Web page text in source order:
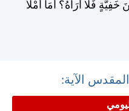
فَلا أَرَاهُ؟ أَمَا أَمْلأُ
الآية: